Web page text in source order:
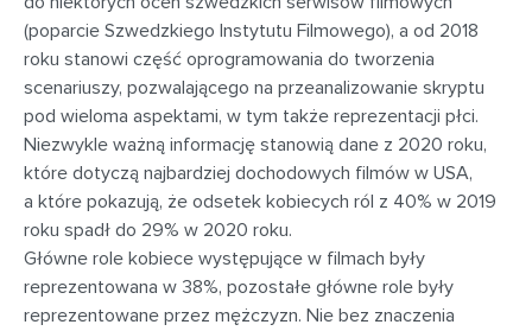
(poparcie Szwedzkiego Instytutu Filmowego), a od 2018
roku stanowi część oprogramowania do tworzenia
scenariuszy, pozwalającego na przeanalizowanie skryptu
pod wieloma aspektami, w tym także reprezentacji płci.
Niezwykle ważną informację stanowią dane z 2020 roku,
które dotyczą najbardziej dochodowych filmów w USA,
a które pokazują, że odsetek kobiecych ról z 40% w 2019
roku spadł do 29% w 2020 roku.
Główne role kobiece występujące w filmach były
reprezentowana w 38%, pozostałe główne role były
reprezentowane przez mężczyzn. Nie bez znaczenia